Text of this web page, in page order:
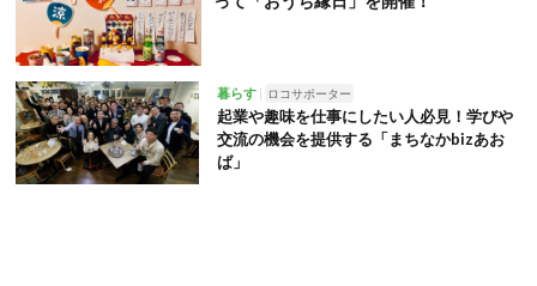
暮らす ロコサポーター
起業や趣味を仕事にしたい人必見！学びや
交流の機会を提供する「まちなかbizあお
ば」